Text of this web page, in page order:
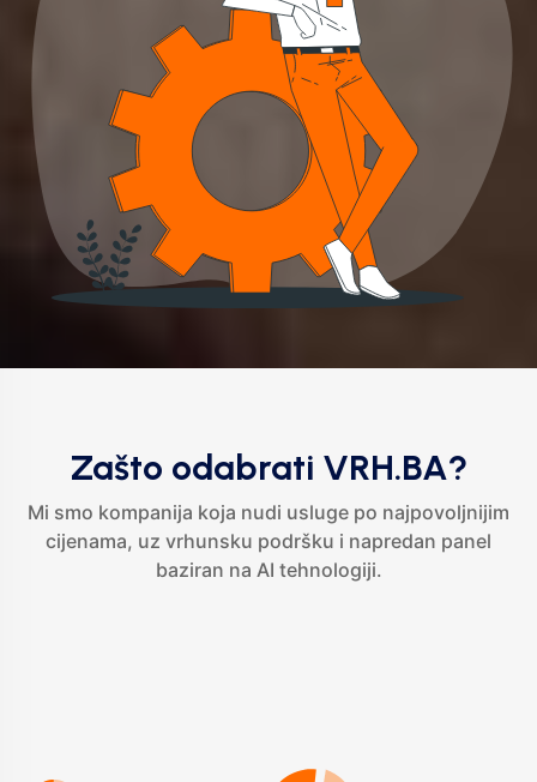
Zašto odabrati VRH.BA?
Mi smo kompanija koja nudi usluge po najpovoljnijim
cijenama, uz vrhunsku podršku i napredan panel
baziran na AI tehnologiji.